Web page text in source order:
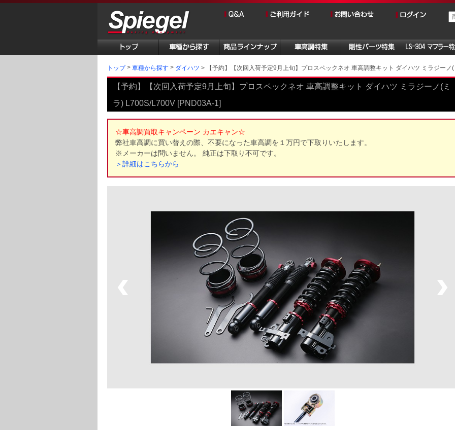
トップ 車種から探す ダイハツ 【予約】【次回入荷予定9月上旬】プロスペックネオ 車高調整キット ダイハツ ミラジー
【予約】【次回入荷予定9月上旬】プロスペックネオ 車高調整キット ダイハツ ミラジーノ(ミ
ラ) L700S/L700V [PND03A-1]
☆車高調買取キャンペーン カエキャン☆
弊社車高調に買い替えの際、不要になった車高調を１万円で下取りいたします。
※メーカーは問いません。 純正は下取り不可です。
＞詳細はこちらから